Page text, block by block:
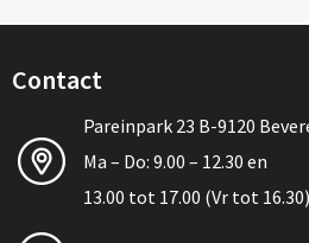
Contact
Pareinpark 23 B-9120
Ma – Do: 9.00 – 12.30 en
13.00 tot 17.00 (Vr tot 16.30)